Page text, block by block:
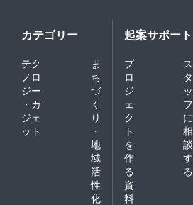
カテゴリー
テク
ノロ
ジー
・ガ
ジェ
ット
ま
ち
づ
く
り
・
地
域
活
性
化
起案サポート
プ
ロ
ジ
ェ
ク
ト
を
作
る
ス
タ
ッ
フ
に
相
談
す
る
資
料